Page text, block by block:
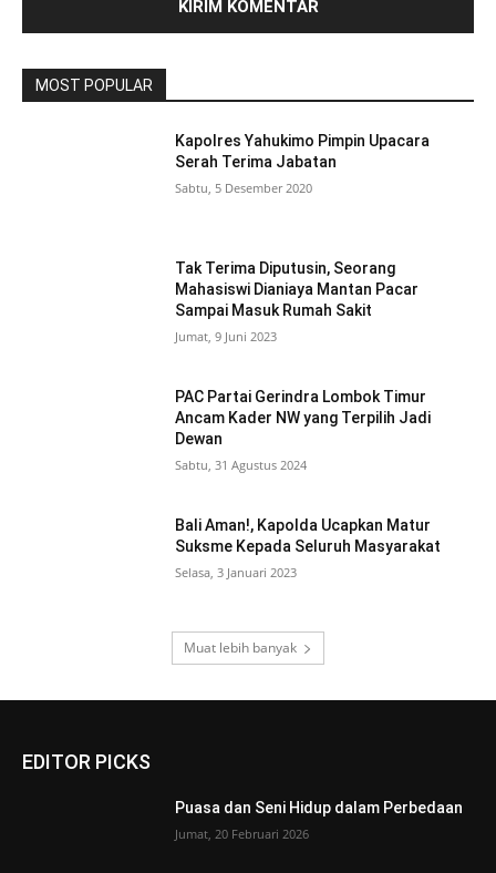
MOST POPULAR
Kapolres Yahukimo Pimpin Upacara
Serah Terima Jabatan
Sabtu, 5 Desember 2020
Tak Terima Diputusin, Seorang
Mahasiswi Dianiaya Mantan Pacar
Sampai Masuk Rumah Sakit
Jumat, 9 Juni 2023
PAC Partai Gerindra Lombok Timur
Ancam Kader NW yang Terpilih Jadi
Dewan
Sabtu, 31 Agustus 2024
Bali Aman!, Kapolda Ucapkan Matur
Suksme Kepada Seluruh Masyarakat
Selasa, 3 Januari 2023
Muat lebih banyak
EDITOR PICKS
Puasa dan Seni Hidup dalam Perbedaan
Jumat, 20 Februari 2026